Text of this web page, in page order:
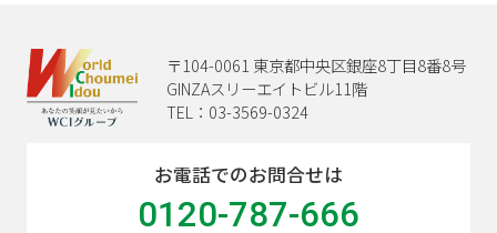
〒104-0061 東京都中央区銀座8丁目8番8号
GINZAスリーエイトビル11階
TEL：03-3569-0324
お電話でのお問合せは
0120-787-666